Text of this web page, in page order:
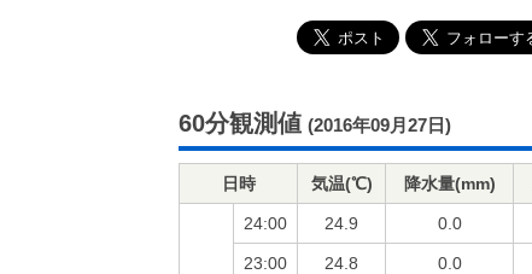
60分観測値 (2016年09月27日)
日時 気温(℃) 降水量(mm)
24:00 24.9 0.0
23:00 24.8 0.0